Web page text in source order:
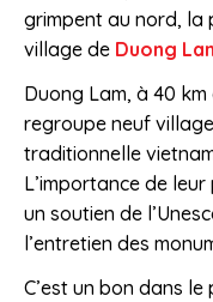
grimpent au nord, la
village de Duong
Duong Lam, à 40 km
regroupe neuf
traditionnelle
L’importance de
un soutien de
l’entretien des
C’est un bon dans